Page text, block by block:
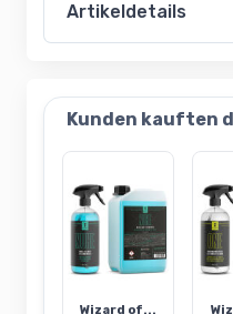
Artikeldetails
Kunden kauften
Wizard of...